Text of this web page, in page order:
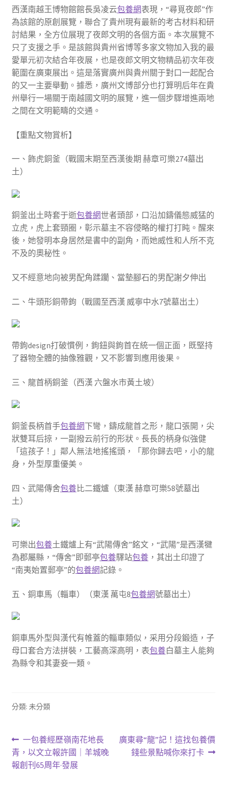
西漢南越王博物館館長吳凌云包養網表現，“尋覓夜郎”作
為該館的原創展覽，聯合了貴州現有最新的考古材料和研
討結果，全方位展現了夜郎文明的各個方面。本次展覽不
只了支援之手。是該館與貴州省博等多家文物加入我的最
愛單元初次結合年夜展，也是夜郎文明文物精品初次年夜
範圍在廣東展出。這是落實廣州與貴州關于對口一起配合
的又一主要舉動。據悉，廣州文博部分也打算明后年在貴
州舉行一場關于南越國文明的展覽，進一個步驟增進兩地
之間在文明範疇的交通。
【重點文物賞析】
一、飾虎銅釜（戰國末期至西漢後期 赫章可樂274墓出
土）
銅釜出土時套于逝包養網世者頭部，口沿加鑄儀態威猛的
立虎，虎上套頸圈，彰示墓主不容侵略的權打打盹。醒來
後，她發明本身居然是書中的副角，而她威性和人所不克
不及的奧秘性。
又不經意地向被男配角蹂躪、當墊腳石的男配謝夕伸出
二、牛頭形銅帶鉤（戰國至西漢 威寧中水7號墓出土）
帶鉤design打破慣例，鉤鈕與鉤首在統一個正面，既堅持
了器物全體的抽像雅觀，又不影響到應用後果。
三、龍首柄銅釜（西漢 六盤水市黃土坡）
銅釜長柄首手包養網下彎，鑄成龍首之形，龍口張開，尖
狀雙耳后掠，一副撥云前行的形狀。長長的柄身似強健
「這孩子！」鄰人無法地搖搖頭，「那你歸去吧，小的龍
身，外型厚重優美。
四、武陽傳舍包養比二鐵爐（東漢 赫章可樂58號墓出
土）
可樂出包養土鐵爐上有“武陽傳舍”銘文，“武陽”是西漢犍
為郡屬縣，“傳舍”即郵亭包養驛站包養，其出土印證了
“南夷始置郵亭”的包養網記錄。
五、銅車馬（輜車）（東漢 萬屯8包養網號墓出土）
銅車馬外型與漢代有帷蓋的輜車類似，采用分段鍛造，子
母口套合方法拼裝，工藝高深高明，表包養白墓主人能夠
為縣令和其妻妾一類。
分類: 未分類
文
章
上
一
篇
一包養經歷嶺南花地長
青，以文立報許國｜羊城晚
報創刊65周年·發展
下
廣東尋“龍”記！這找包養價
錢些景點喊你來打卡